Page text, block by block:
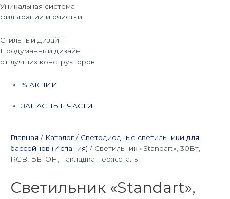
Уникальная система
фильтрации и очистки
Стильный дизайн
Продуманный дизайн
от лучших конструкторов
% АКЦИИ
ЗАПАСНЫЕ ЧАСТИ
Главная / Каталог / Светодиодные светильники для
бассейнов (Испания) / Светильник «Standart», 30Вт,
RGB, БЕТОН, накладка нерж.сталь
Светильник «Standart»,